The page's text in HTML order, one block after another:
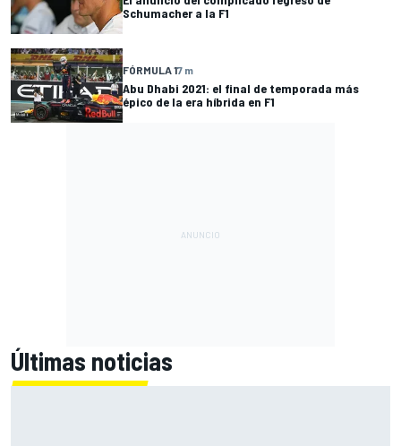
Schumacher a la F1
FÓRMULA 17 m
Abu Dhabi 2021: el final de temporada más
épico de la era híbrida en F1
Últimas noticias